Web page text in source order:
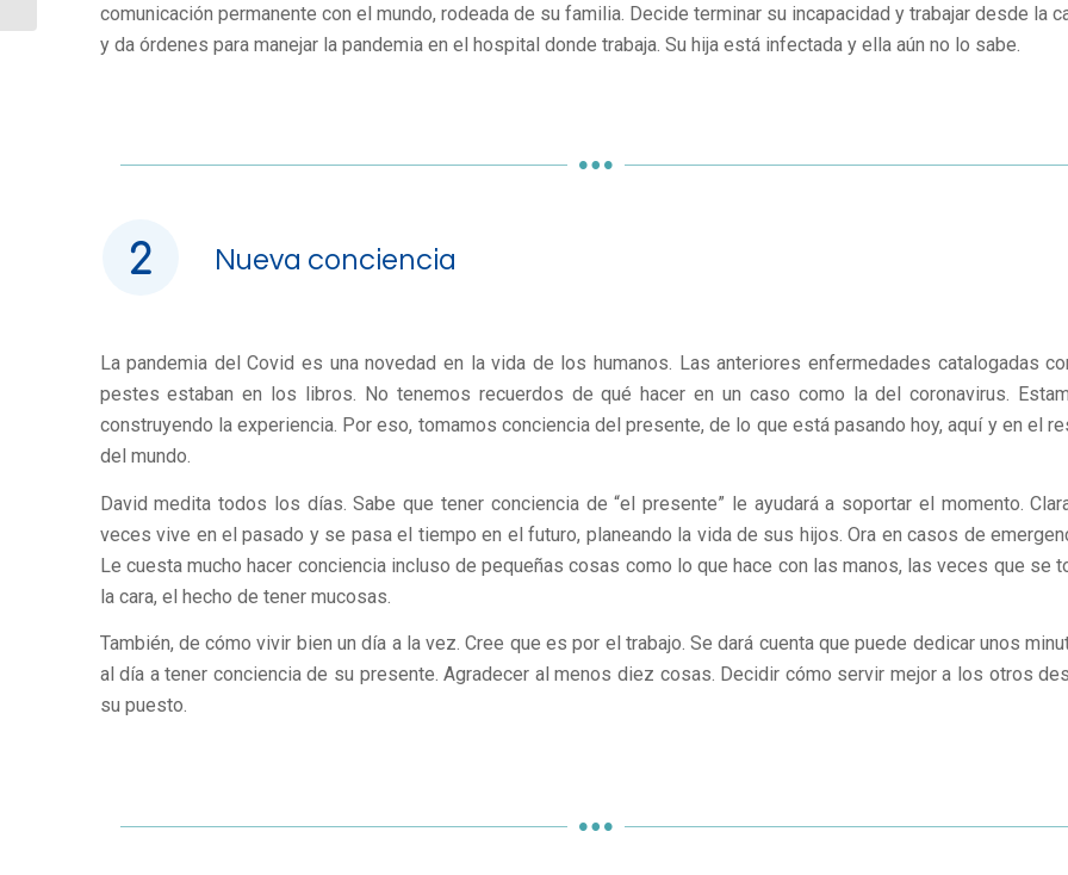
comunicación permanente con el mundo, rodeada de su familia. Decide terminar su incapacidad y trabajar desde la
y da órdenes para manejar la pandemia en el hospital donde trabaja. Su hija está infectada y ella aún no lo sabe.
Nueva conciencia
La pandemia del Covid es una novedad en la vida de los humanos. Las anteriores enfermedades catalogadas
pestes estaban en los libros. No tenemos recuerdos de qué hacer en un caso como la del coronavirus.
construyendo la experiencia. Por eso, tomamos conciencia del presente, de lo que está pasando hoy, aquí y en el
del mundo.
David medita todos los días. Sabe que tener conciencia de “el presente” le ayudará a soportar el momento.
veces vive en el pasado y se pasa el tiempo en el futuro, planeando la vida de sus hijos. Ora en casos de
Le cuesta mucho hacer conciencia incluso de pequeñas cosas como lo que hace con las manos, las veces que se
la cara, el hecho de tener mucosas.
También, de cómo vivir bien un día a la vez. Cree que es por el trabajo. Se dará cuenta que puede dedicar unos
al día a tener conciencia de su presente. Agradecer al menos diez cosas. Decidir cómo servir mejor a los otros
su puesto.